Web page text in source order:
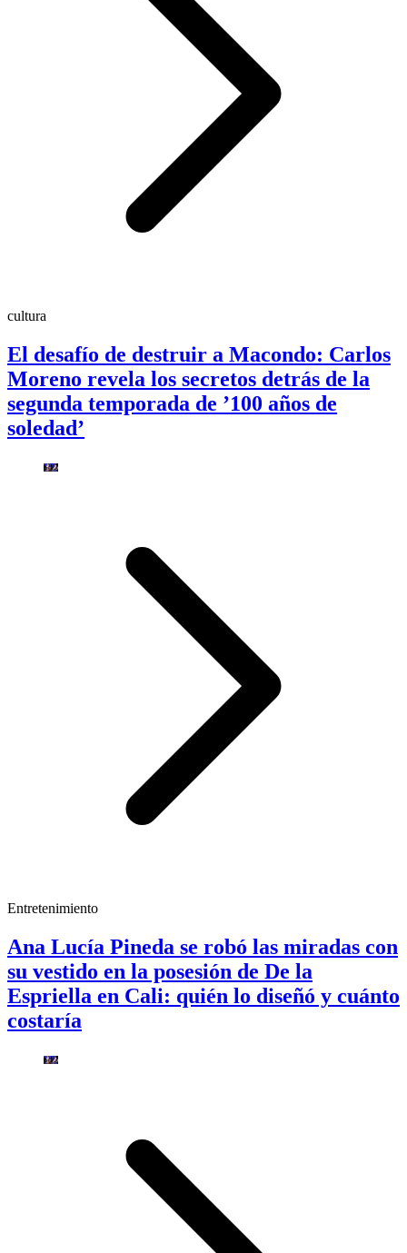
cultura
El desafío de destruir a Macondo: Carlos
Moreno revela los secretos detrás de la
segunda temporada de ’100 años de
soledad’
Entretenimiento
Ana Lucía Pineda se robó las miradas con
su vestido en la posesión de De la
Espriella en Cali: quién lo diseñó y cuánto
costaría